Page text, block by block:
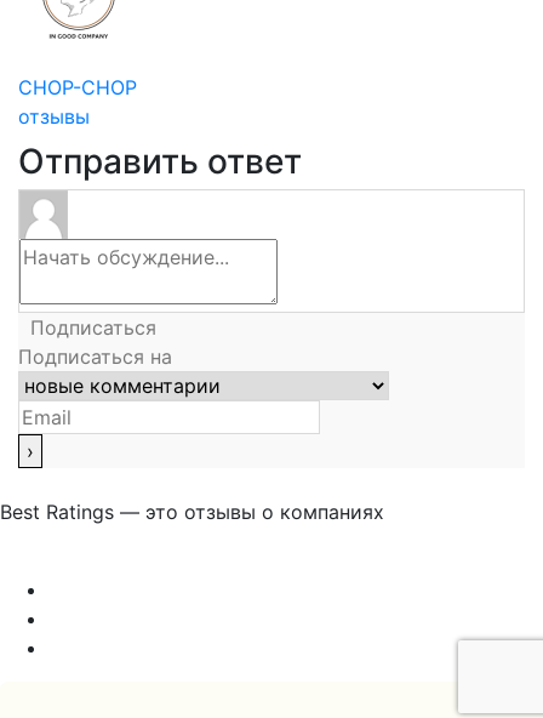
CHOP-CHOP
отзывы
Отправить ответ
Подписаться
Подписаться на
Best Ratings — это отзывы о компаниях